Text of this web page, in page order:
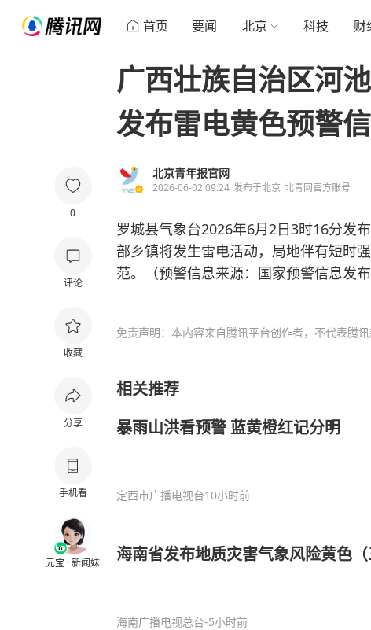
首页 要闻 北京 科技 财
0
评论
收藏
分享
手机看
元宝 · 新闻妹
广西壮族自治区河
发布雷电黄色预警
北京青年报官网
2026-06-02 09:24 发布于北京 北青网官方账号
罗城县气象台2026年6月2日3时16分发
部乡镇将发生雷电活动，局地伴有短时
范。（预警信息来源：国家预警信息发布
免责声明：本内容来自腾讯平台创作者，不代表腾讯
相关推荐
暴雨山洪看预警 蓝黄橙红记分明
定西市广播电视台10小时前
海南省发布地质灾害气象风险黄色
海南广播电视总台-5小时前